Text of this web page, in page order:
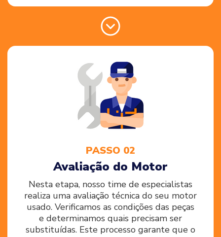
PASSO 02
Avaliação do Motor
Nesta etapa, nosso time de especialistas
realiza uma avaliação técnica do seu motor
usado. Verificamos as condições das peças
e determinamos quais precisam ser
substituídas. Este processo garante que o